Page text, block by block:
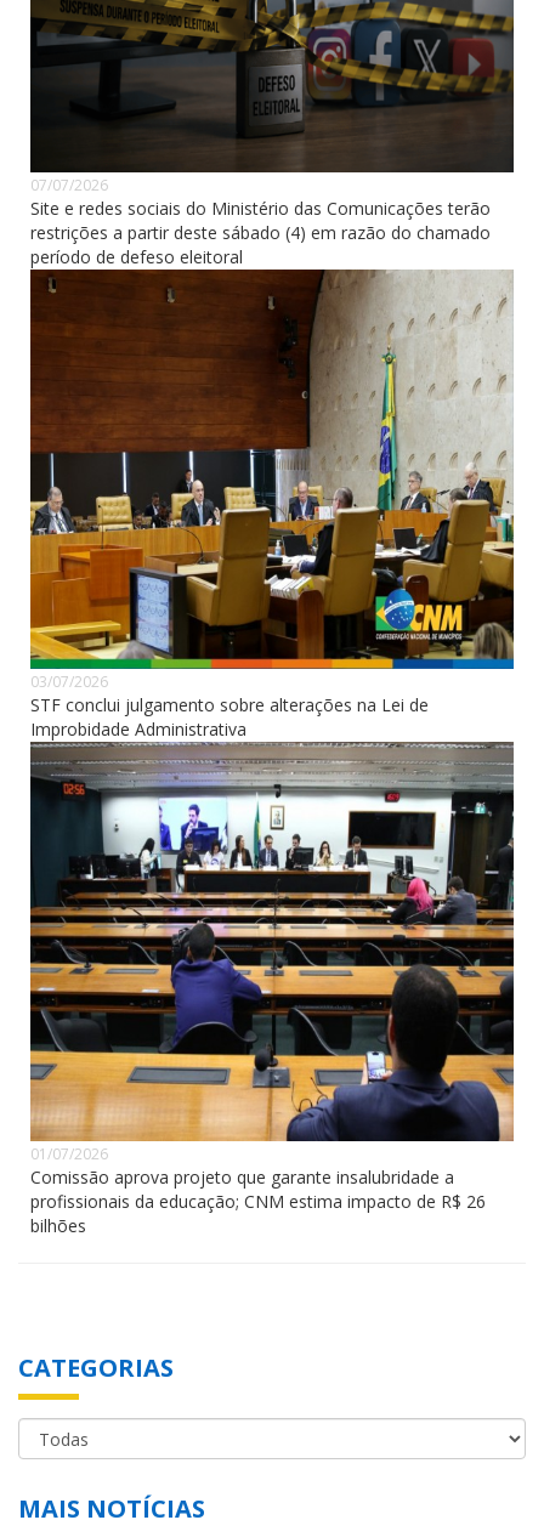
07/07/2026
Site e redes sociais do Ministério das Comunicações terão
restrições a partir deste sábado (4) em razão do chamado
período de defeso eleitoral
03/07/2026
STF conclui julgamento sobre alterações na Lei de
Improbidade Administrativa
01/07/2026
Comissão aprova projeto que garante insalubridade a
profissionais da educação; CNM estima impacto de R$ 26
bilhões
CATEGORIAS
MAIS NOTÍCIAS